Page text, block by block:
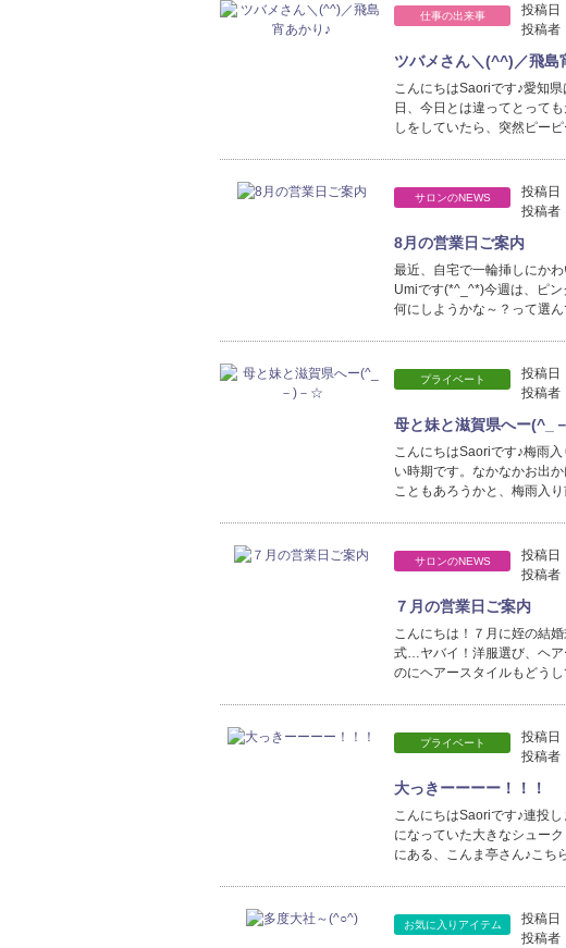
仕事の出来事 投稿日
投稿者
ツバメさん＼(^^)／飛島
こんにちはSaoriです♪愛知
日、今日とは違ってとって
しをしていたら、突然ピー
サロンのNEWS 投稿日
投稿者
8月の営業日ご案内
最近、自宅で一輪挿しにか
Umiです(*^_^*)今週は、ピ
何にしようかな～？って選
プライベート 投稿日
投稿者
母と妹と滋賀県へー(^_
こんにちはSaoriです♪梅雨
い時期です。なかなかお出
こともあろうかと、梅雨入
サロンのNEWS 投稿日
投稿者
７月の営業日ご案内
こんにちは！７月に姪の結
式…ヤバイ！洋服選び、ヘ
のにヘアースタイルもどう
プライベート 投稿日
投稿者
大っきーーーー！！！
こんにちはSaoriです♪連投
になっていた大きなシュー
にある、こんま亭さん♪こち
お気に入りアイテム 投稿日
投稿者